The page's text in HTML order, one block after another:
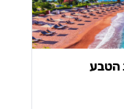
הטבע